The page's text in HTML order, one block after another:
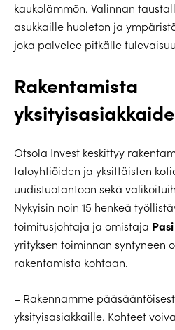
kaukolämmön. Valinnan
asukkaille huoleton ja
joka palvelee pitkälle
Rakentamista
Otsola Invest keskittyy
taloyhtiöiden ja yksittäisten
uudistuotantoon sekä
Nykyisin noin 15 henkeä
toimitusjohtaja ja omistaja
yrityksen toiminnan syntyneen
rakentamista kohtaan.
– Rakennamme
yksityisasiakkaille. Kohteet